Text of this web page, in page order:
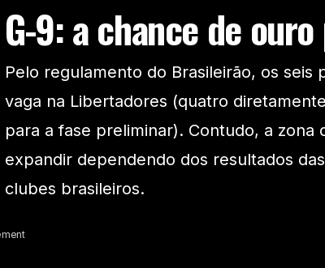
G-9: a chance de
Pelo regulamento do Brasileirão, os seis
vaga na Libertadores (quatro
para a fase preliminar). Contudo, a zona
expandir dependendo dos resultados
clubes brasileiros.